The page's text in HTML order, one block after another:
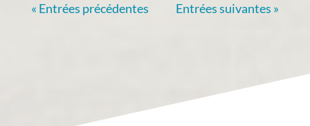
« Entrées précédentes Entrées suivantes »